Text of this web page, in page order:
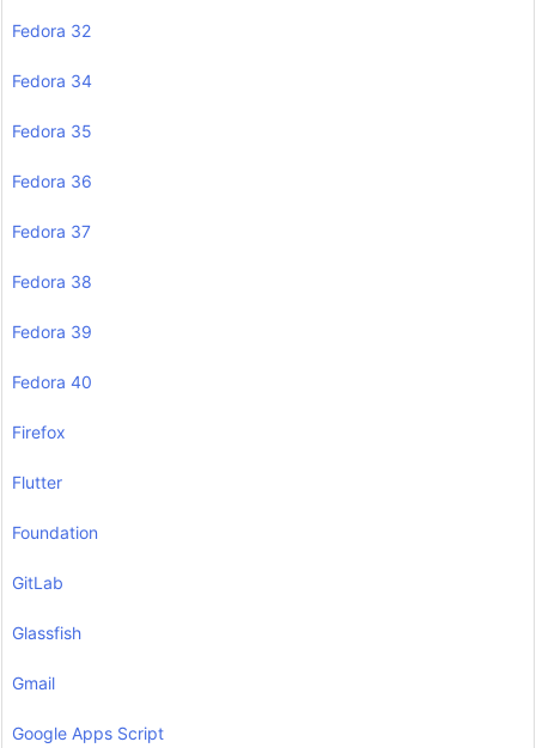
Fedora 32
Fedora 34
Fedora 35
Fedora 36
Fedora 37
Fedora 38
Fedora 39
Fedora 40
Firefox
Flutter
Foundation
GitLab
Glassfish
Gmail
Google Apps Script